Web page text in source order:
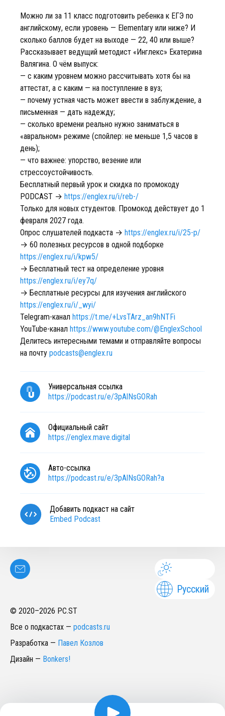
Можно ли за 11 класс подготовить ребенка к ЕГЭ по
английскому, если уровень — Elementary или ниже? И
сколько баллов будет на выходе — 22, 40 или выше?
Рассказывает ведущий методист «Инглекс» Екатерина
Валягина. О чём выпуск:
— с каким уровнем можно рассчитывать хотя бы на
аттестат, а с каким — на поступление в вуз;
— почему устная часть может ввести в заблуждение, а
письменная — дать надежду;
— сколько времени реально нужно заниматься в
«авральном» режиме (спойлер: не меньше 1,5 часов в
день);
— что важнее: упорство, везение или
стрессоустойчивость.
Бесплатный первый урок и скидка по промокоду
PODCAST → https://englex.ru/i/reb-/
Только для новых студентов. Промокод действует до 1
февраля 2027 года.
Опрос слушателей подкаста → https://englex.ru/i/25-p/
→ 60 полезных ресурсов в одной подборке
https://englex.ru/i/kpw5/
→ Бесплатный тест на определение уровня
https://englex.ru/i/ey7q/
→ Бесплатные ресурсы для изучения английского
https://englex.ru/i/_wyi/
Telegram-канал https://t.me/+LvsTArz_an9hNTFi
YouTube-канал https://www.youtube.com/@EnglexSchool
Делитесь интересными темами и отправляйте вопросы
на почту podcasts@englex.ru
Универсальная ссылка
https://podcast.ru/e/3pAlNsGORah
Официальный сайт
https://englex.mave.digital
Авто-ссылка
https://podcast.ru/e/3pAlNsGORah?a
Добавить подкаст на сайт
Embed Podcast
Русский
© 2020–2026 PC.ST
Все о подкастах — podcasts.ru
Разработка — Павел Козлов
Дизайн — Bonkers!